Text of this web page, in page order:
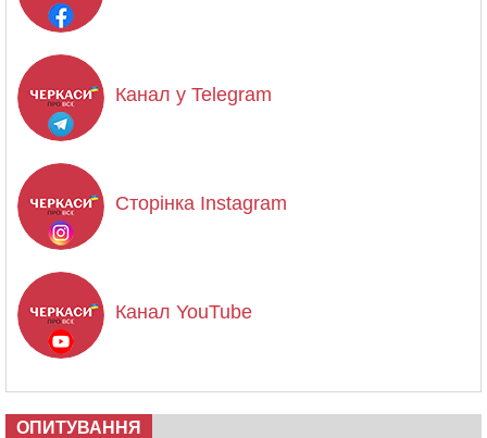
Канал у Telegram
Сторінка Instagram
Канал YouTube
ОПИТУВАННЯ